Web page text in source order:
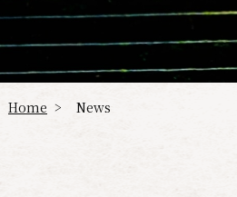
Home > News